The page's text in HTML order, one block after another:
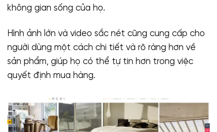
không gian sống của họ.
Hình ảnh lớn và video sắc nét cũng cung cấp cho
người dùng một cách chi tiết và rõ ràng hơn về
sản phẩm, giúp họ có thể tự tin hơn trong việc
quyết định mua hàng.